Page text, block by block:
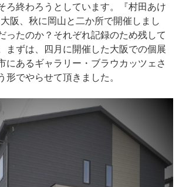
ろ終わろうとしています。『村田あけ
阪、秋に岡山と二か所で開催しまし
ったのか？それぞれ記録のため残して
まずは、四月に開催した大阪での個展
にあるギャラリー・ブラウカッツェさ
形でやらせて頂きました。